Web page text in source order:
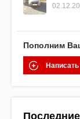
Пополним